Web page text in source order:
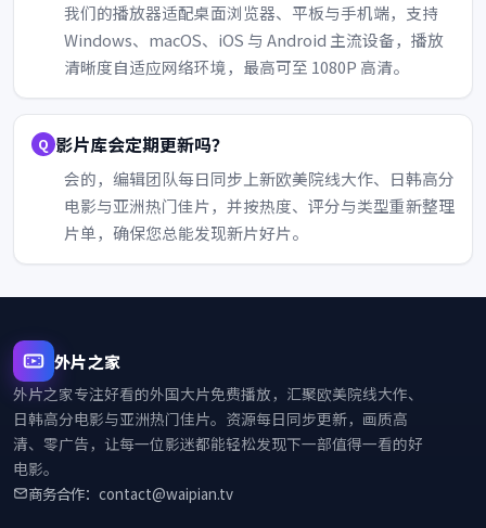
我们的播放器适配桌面浏览器、平板与手机端，支持
Windows、macOS、iOS 与 Android 主流设备，播放
清晰度自适应网络环境，最高可至 1080P 高清。
影片库会定期更新吗？
会的，编辑团队每日同步上新欧美院线大作、日韩高分
电影与亚洲热门佳片，并按热度、评分与类型重新整理
片单，确保您总能发现新片好片。
外片之家
外片之家专注好看的外国大片免费播放，汇聚欧美院线大作、
日韩高分电影与亚洲热门佳片。资源每日同步更新，画质高
清、零广告，让每一位影迷都能轻松发现下一部值得一看的好
电影。
商务合作：contact@waipian.tv